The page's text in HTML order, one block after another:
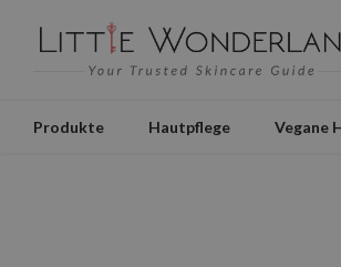
Produkte Hautpflege Vegane